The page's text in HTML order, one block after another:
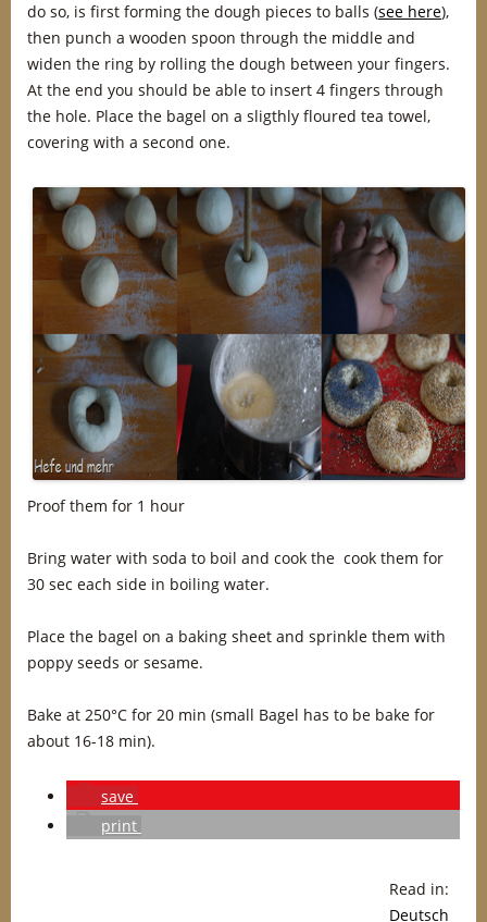
do so, is first forming the dough pieces to balls (see here),
then punch a wooden spoon through the middle and
widen the ring by rolling the dough between your fingers.
At the end you should be able to insert 4 fingers through
the hole. Place the bagel on a sligthly floured tea towel,
covering with a second one.
Proof them for 1 hour
Bring water with soda to boil and cook the cook them for
30 sec each side in boiling water.
Place the bagel on a baking sheet and sprinkle them with
poppy seeds or sesame.
Bake at 250°C for 20 min (small Bagel has to be bake for
about 16-18 min).
save
print
Read in:
Deutsch